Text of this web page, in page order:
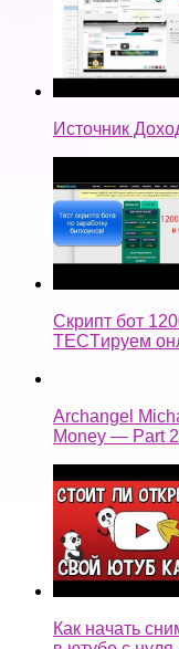
Источник
Скрипт бот
TECTируем
Archangel
Money — Part
Как начать